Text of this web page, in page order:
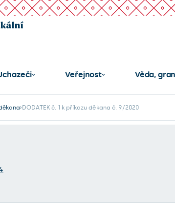
Veřejnost Věda,
DODATEK č. 1 k příkazu děkana č. 9/2020